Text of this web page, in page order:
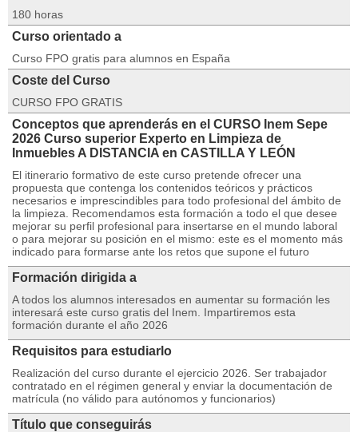
180 horas
Curso orientado a
Curso FPO gratis para alumnos en España
Coste del Curso
CURSO FPO GRATIS
Conceptos que aprenderás en el CURSO Inem Sepe
2026 Curso superior Experto en Limpieza de
Inmuebles A DISTANCIA en CASTILLA Y LEÓN
El itinerario formativo de este curso pretende ofrecer una
propuesta que contenga los contenidos teóricos y prácticos
necesarios e imprescindibles para todo profesional del ámbito de
la limpieza. Recomendamos esta formación a todo el que desee
mejorar su perfil profesional para insertarse en el mundo laboral
o para mejorar su posición en el mismo: este es el momento más
indicado para formarse ante los retos que supone el futuro
Formación dirigida a
A todos los alumnos interesados en aumentar su formación les
interesará este curso gratis del Inem. Impartiremos esta
formación durante el año 2026
Requisitos para estudiarlo
Realización del curso durante el ejercicio 2026. Ser trabajador
contratado en el régimen general y enviar la documentación de
matrícula (no válido para autónomos y funcionarios)
Título que conseguirás